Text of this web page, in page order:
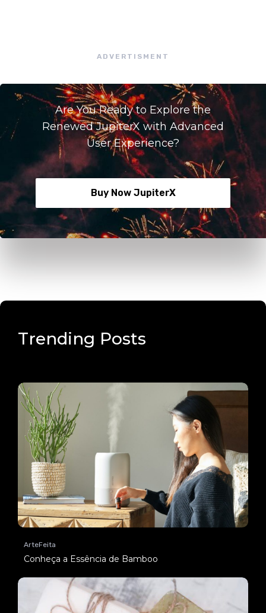
ADVERTISMENT
Are You Ready to Explore the
Renewed JupiterX with Advanced
User Experience?
Buy Now JupiterX
Trending Posts
ArteFeita
Conheça a Essência de Bamboo